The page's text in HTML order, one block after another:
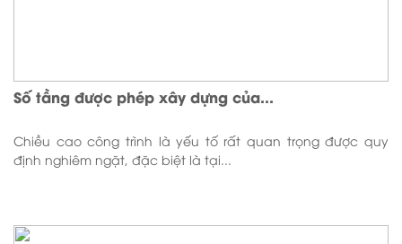
Số tầng được phép xây dựng của...
Chiều cao công trình là yếu tố rất quan trọng được quy
định nghiêm ngặt, đặc biệt là tại...